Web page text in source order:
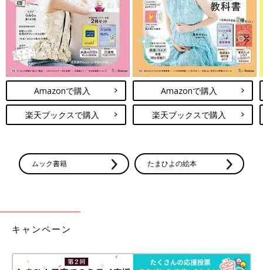
Amazonで購入
楽天ブックスで購入
Amazonで購入
楽天ブックスで購入
ムック書籍 たまひよの絵本
キャンペーン